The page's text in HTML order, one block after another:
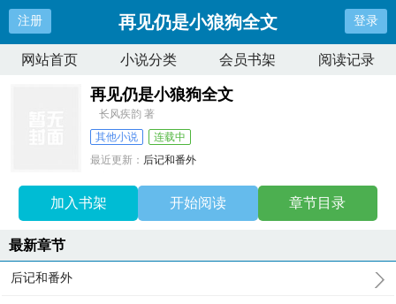
注册 再见仍是小狼狗全文 登录
网站首页 小说分类 会员书架 阅读记录
再见仍是小狼狗全文
长风疾韵 著
其他小说
连载中
最近更新： 后记和番外
加入书架 开始阅读 章节目录
最新章节
后记和番外